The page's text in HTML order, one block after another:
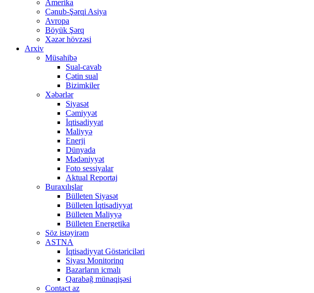
Amerika
Cənub-Şərqi Asiya
Avropa
Böyük Şərq
Xəzər hövzəsi
Arxiv
Müsahibə
Sual-cavab
Çətin sual
Bizimkiler
Xəbərlər
Siyasət
Cəmiyyət
İqtisadiyyat
Maliyyə
Enerji
Dünyada
Mədəniyyət
Foto sessiyalar
Aktual Reportaj
Buraxılışlar
Bülleten Siyasət
Bülleten İqtisadiyyat
Bülleten Maliyyə
Bülleten Energetika
Söz istəyirəm
ASTNA
İqtisadiyyat Göstəriciləri
Siyası Monitorinq
Bazarların icmalı
Qarabağ münaqişəsi
Contact az